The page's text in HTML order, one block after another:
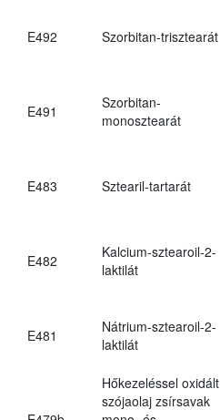
E492 Szorbitan-trisztearát
E491
Szorbitan-
monosztearát
E483 Sztearil-tartarát
E482
Kalcium-sztearoil-2-
laktilát
E481
Nátrium-sztearoil-2-
laktilát
Hőkezeléssel oxidált
szójaolaj zsírsavak